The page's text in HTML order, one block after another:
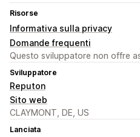
Risorse
Informativa sulla privacy
Domande frequenti
Questo sviluppatore non offre
Sviluppatore
Reputon
Sito web
CLAYMONT, DE, US
Lanciata